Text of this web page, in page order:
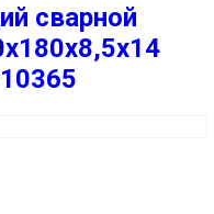
сварной